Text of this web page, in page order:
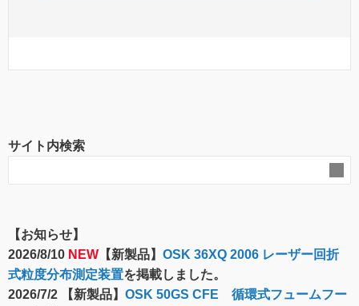
サイト内検索
【お知らせ】
2026/8/10 NEW 【新製品】 OSK 36XQ 2006 レーザー回折
式粒度分布測定装置を掲載しました。
2026/7/2 【新製品】 OSK 50GS CFE 循環式フュームフー